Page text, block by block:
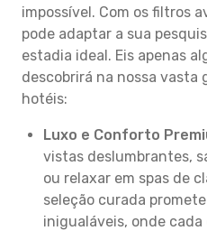
impossível. Com os filtros
pode adaptar a sua
estadia ideal. Eis apenas
descobrirá na nossa vasta
hotéis:
Luxo e Conforto
vistas deslumbrantes,
ou relaxar em spas de
seleção curada
inigualáveis, onde